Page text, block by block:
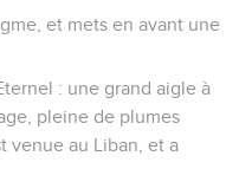
et mets en avant une
: une grand aigle à
pleine de plumes
venue au Liban, et a